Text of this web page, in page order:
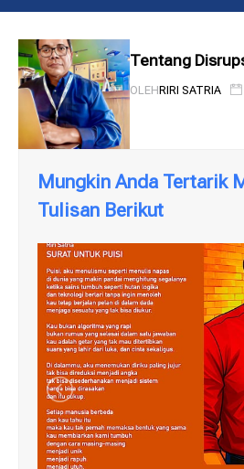
Tentang
OLEHRIRI SATRIA
Mungkin Anda Tertarik
Tulisan Berikut